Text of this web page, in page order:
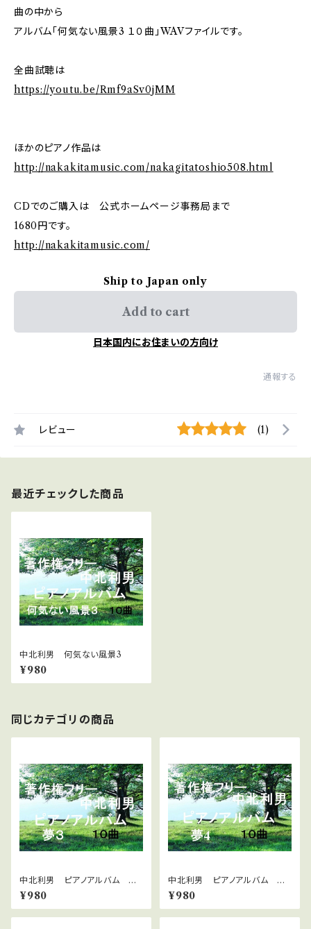
曲の中から
アルバム「何気ない風景3 １０曲」WAVファイルです。
全曲試聴は
https://youtu.be/Rmf9aSv0jMM
ほかのピアノ作品は
http://nakakitamusic.com/nakagitatoshio508.html
CDでのご購入は 公式ホームページ事務局まで
1680円です。
http://nakakitamusic.com/
Ship to Japan only
Add to cart
日本国内にお住まいの方向け
通報する
レビュー (1)
最近チェックした商品
中北利男 何気ない風景3
¥980
同じカテゴリの商品
中北利男 ピアノアルバム 夢
３
¥980
中北利男 ピアノアルバム 夢
４
¥980